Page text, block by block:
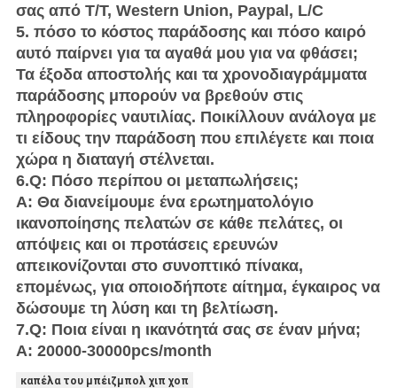
σας από T/T, Western Union, Paypal, L/C
5. πόσο το κόστος παράδοσης και πόσο καιρό
αυτό παίρνει για τα αγαθά μου για να φθάσει;
Τα έξοδα αποστολής και τα χρονοδιαγράμματα
παράδοσης μπορούν να βρεθούν στις
πληροφορίες ναυτιλίας. Ποικίλλουν ανάλογα με
τι είδους την παράδοση που επιλέγετε και ποια
χώρα η διαταγή στέλνεται.
6.Q: Πόσο περίπου οι μεταπωλήσεις;
Α: Θα διανείμουμε ένα ερωτηματολόγιο
ικανοποίησης πελατών σε κάθε πελάτες, οι
απόψεις και οι προτάσεις ερευνών
απεικονίζονται στο συνοπτικό πίνακα,
επομένως, για οποιοδήποτε αίτημα, έγκαιρος να
δώσουμε τη λύση και τη βελτίωση.
7.Q: Ποια είναι η ικανότητά σας σε έναν μήνα;
Α: 20000-30000pcs/month
καπέλα του μπέιζμπολ χιπ χοπ